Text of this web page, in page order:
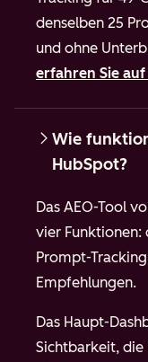
denselben 25
und ohne
erfahren Sie
Wie
HubSpot?
Das AEO-Tool
vier Funktionen:
Prompt-
Empfehlungen.
Das Haupt-
Sichtbarkeit, die